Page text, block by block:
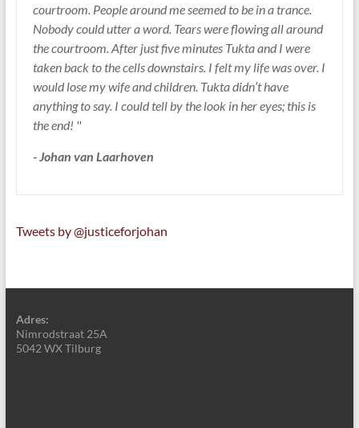
courtroom. People around me seemed to be in a trance.
Nobody could utter a word. Tears were flowing all around
the courtroom. After just five minutes Tukta and I were
taken back to the cells downstairs. I felt my life was over. I
would lose my wife and children. Tukta didn’t have
anything to say. I could tell by the look in her eyes; this is
the end! ''
- Johan van Laarhoven
Tweets by @justiceforjohan
Adres:
Nimrodstraat 25A
5042 WX Tilburg